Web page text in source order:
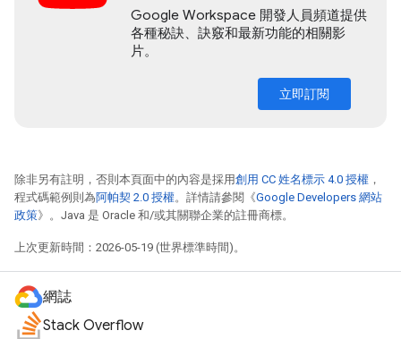
Google Workspace 開發人員頻道提供
各種秘訣、訣竅和最新功能的相關影
片。
立即訂閱
除非另有註明，否則本頁面中的內容是採用創用 CC 姓名標示 4.0 授權 ，
程式碼範例則為阿帕契 2.0 授權。詳情請參閱《Google Developers 網站
政策》。Java 是 Oracle 和/或其關聯企業的註冊商標。
上次更新時間：2026-05-19 (世界標準時間)。
網誌
Stack Overflow